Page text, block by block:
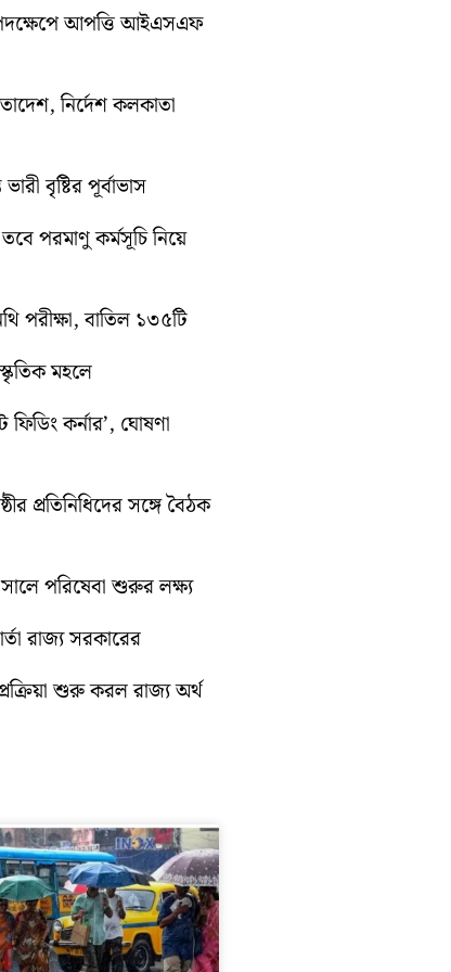
আপত্তি আইএসএফ
নির্দেশ কলকাতা
বৃষ্টির পূর্বাভাস
পরমাণু কর্মসূচি নিয়ে
পরীক্ষা, বাতিল ১৩৫টি
মহলে
ফিডিং কর্নার’, ঘোষণা
প্রতিনিধিদের সঙ্গে বৈঠক
পরিষেবা শুরুর লক্ষ্য
রাজ্য সরকারের
শুরু করল রাজ্য অর্থ